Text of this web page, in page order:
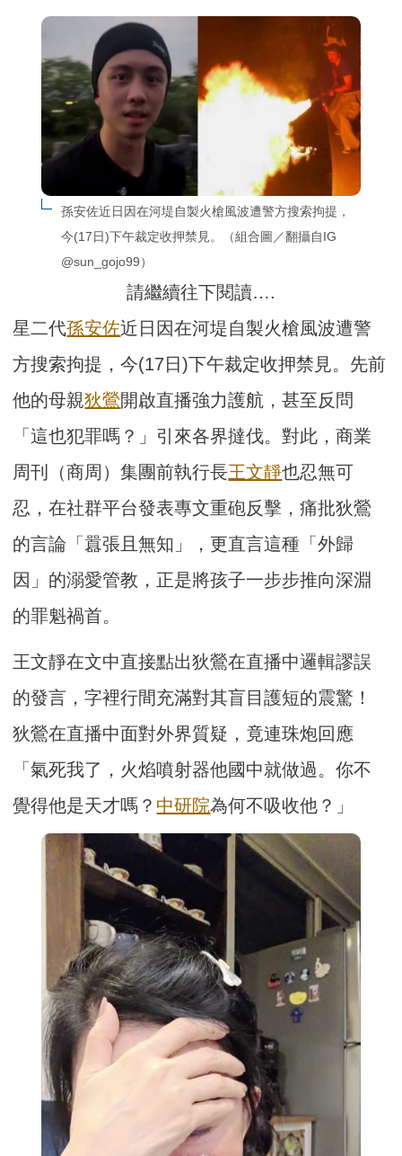
孫安佐近日因在河堤自製火槍風波遭警方搜索拘提，
今(17日)下午裁定收押禁見。（組合圖／翻攝自IG
@sun_gojo99）
請繼續往下閱讀….
星二代孫安佐近日因在河堤自製火槍風波遭警
方搜索拘提，今(17日)下午裁定收押禁見。先前
他的母親狄鶯開啟直播強力護航，甚至反問
「這也犯罪嗎？」引來各界撻伐。對此，商業
周刊（商周）集團前執行長王文靜也忍無可
忍，在社群平台發表專文重砲反擊，痛批狄鶯
的言論「囂張且無知」，更直言這種「外歸
因」的溺愛管教，正是將孩子一步步推向深淵
的罪魁禍首。
王文靜在文中直接點出狄鶯在直播中邏輯謬誤
的發言，字裡行間充滿對其盲目護短的震驚！
狄鶯在直播中面對外界質疑，竟連珠炮回應
「氣死我了，火焰噴射器他國中就做過。你不
覺得他是天才嗎？ 中研院為何不吸收他？」